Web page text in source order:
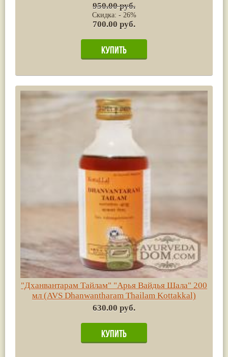
950.00 руб.
Скидка: - 26%
700.00 руб.
"Дханвантарам Тайлам" "Арья Вайдья Шала" 200
мл (AVS Dhanwantharam Thailam Kottakkal)
630.00 руб.